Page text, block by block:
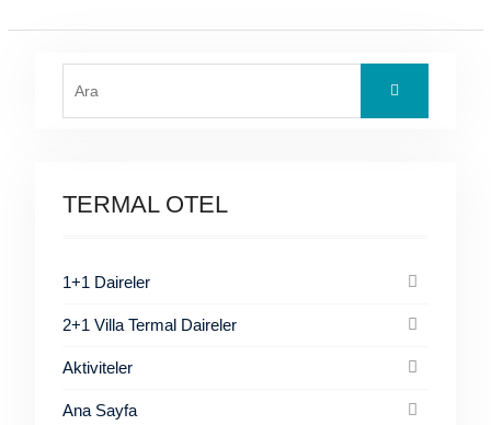
TERMAL OTEL
1+1 Daireler
2+1 Villa Termal Daireler
Aktiviteler
Ana Sayfa